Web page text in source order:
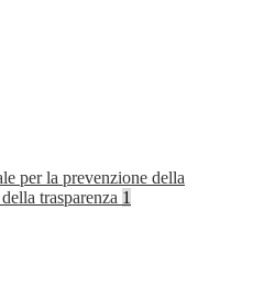
per la prevenzione della
trasparenza 1